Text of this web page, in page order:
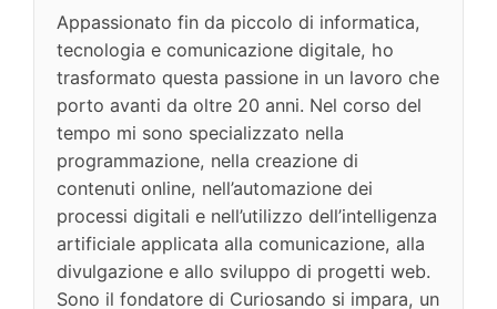
Appassionato fin da piccolo di informatica,
tecnologia e comunicazione digitale, ho
trasformato questa passione in un lavoro che
porto avanti da oltre 20 anni. Nel corso del
tempo mi sono specializzato nella
programmazione, nella creazione di
contenuti online, nell’automazione dei
processi digitali e nell’utilizzo dell’intelligenza
artificiale applicata alla comunicazione, alla
divulgazione e allo sviluppo di progetti web.
Sono il fondatore di Curiosando si impara, un